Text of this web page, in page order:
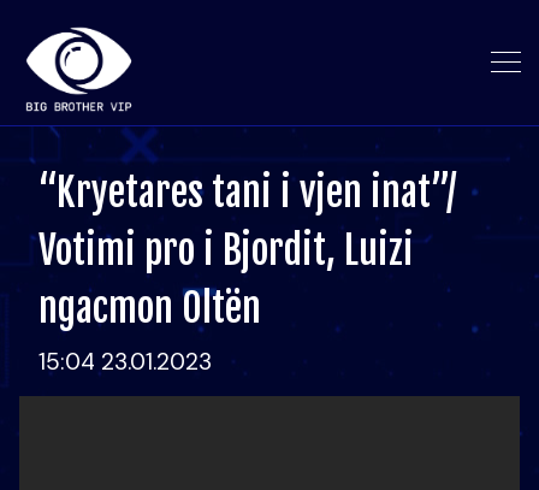
“Kryetares tani i vjen inat”/
Votimi pro i Bjordit, Luizi
ngacmon Oltën
15:04 23.01.2023